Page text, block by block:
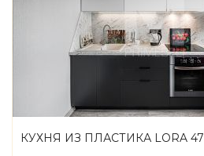
КУХНЯ ИЗ ПЛАСТИКА LORA 47